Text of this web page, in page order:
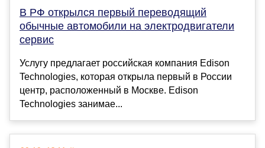
В РФ открылся первый переводящий
обычные автомобили на электродвигатели
сервис
Услугу предлагает российская компания Edison
Technologies, которая открыла первый в России
центр, расположенный в Москве. Edison
Technologies занимае...